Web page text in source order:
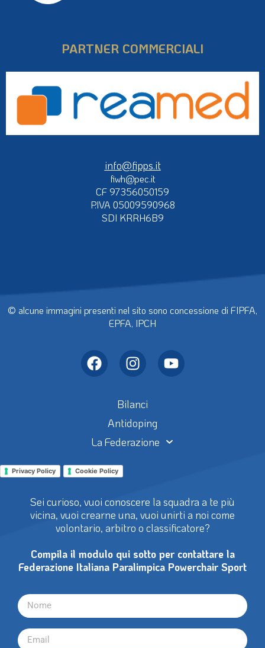
PARTNER COMMERCIALI
info@fipps.it
fiwh@pec.it
CF 97356050159
P.IVA 05009590968
SDI KRRH6B9
© alcune immagini presenti nel sito sono concessione di FIPFA,
EPFA, IPCH
Bilanci
Antidoping
La Federazione
Privacy Policy Cookie Policy
Sei curioso, vuoi conoscere la squadra a te più
vicina, vuoi crearne una, vuoi unirti a noi come
volontario, arbitro o classificatore?
Compila il modulo qui sotto per contattare la
Federazione Italiana Paralimpica Powerchair Sport